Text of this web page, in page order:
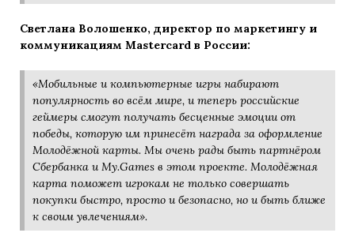
Светлана Волошенко, директор по маркетингу и
коммуникациям Mastercard в России:
«Мобильные и компьютерные игры набирают
популярность во всём мире, и теперь российские
геймеры смогут получать бесценные эмоции от
победы, которую им принесёт награда за оформление
Молодёжной карты. Мы очень рады быть партнёром
Сбербанка и My.Games в этом проекте. Молодёжная
карта поможет игрокам не только совершать
покупки быстро, просто и безопасно, но и быть ближе
к своим увлечениям».